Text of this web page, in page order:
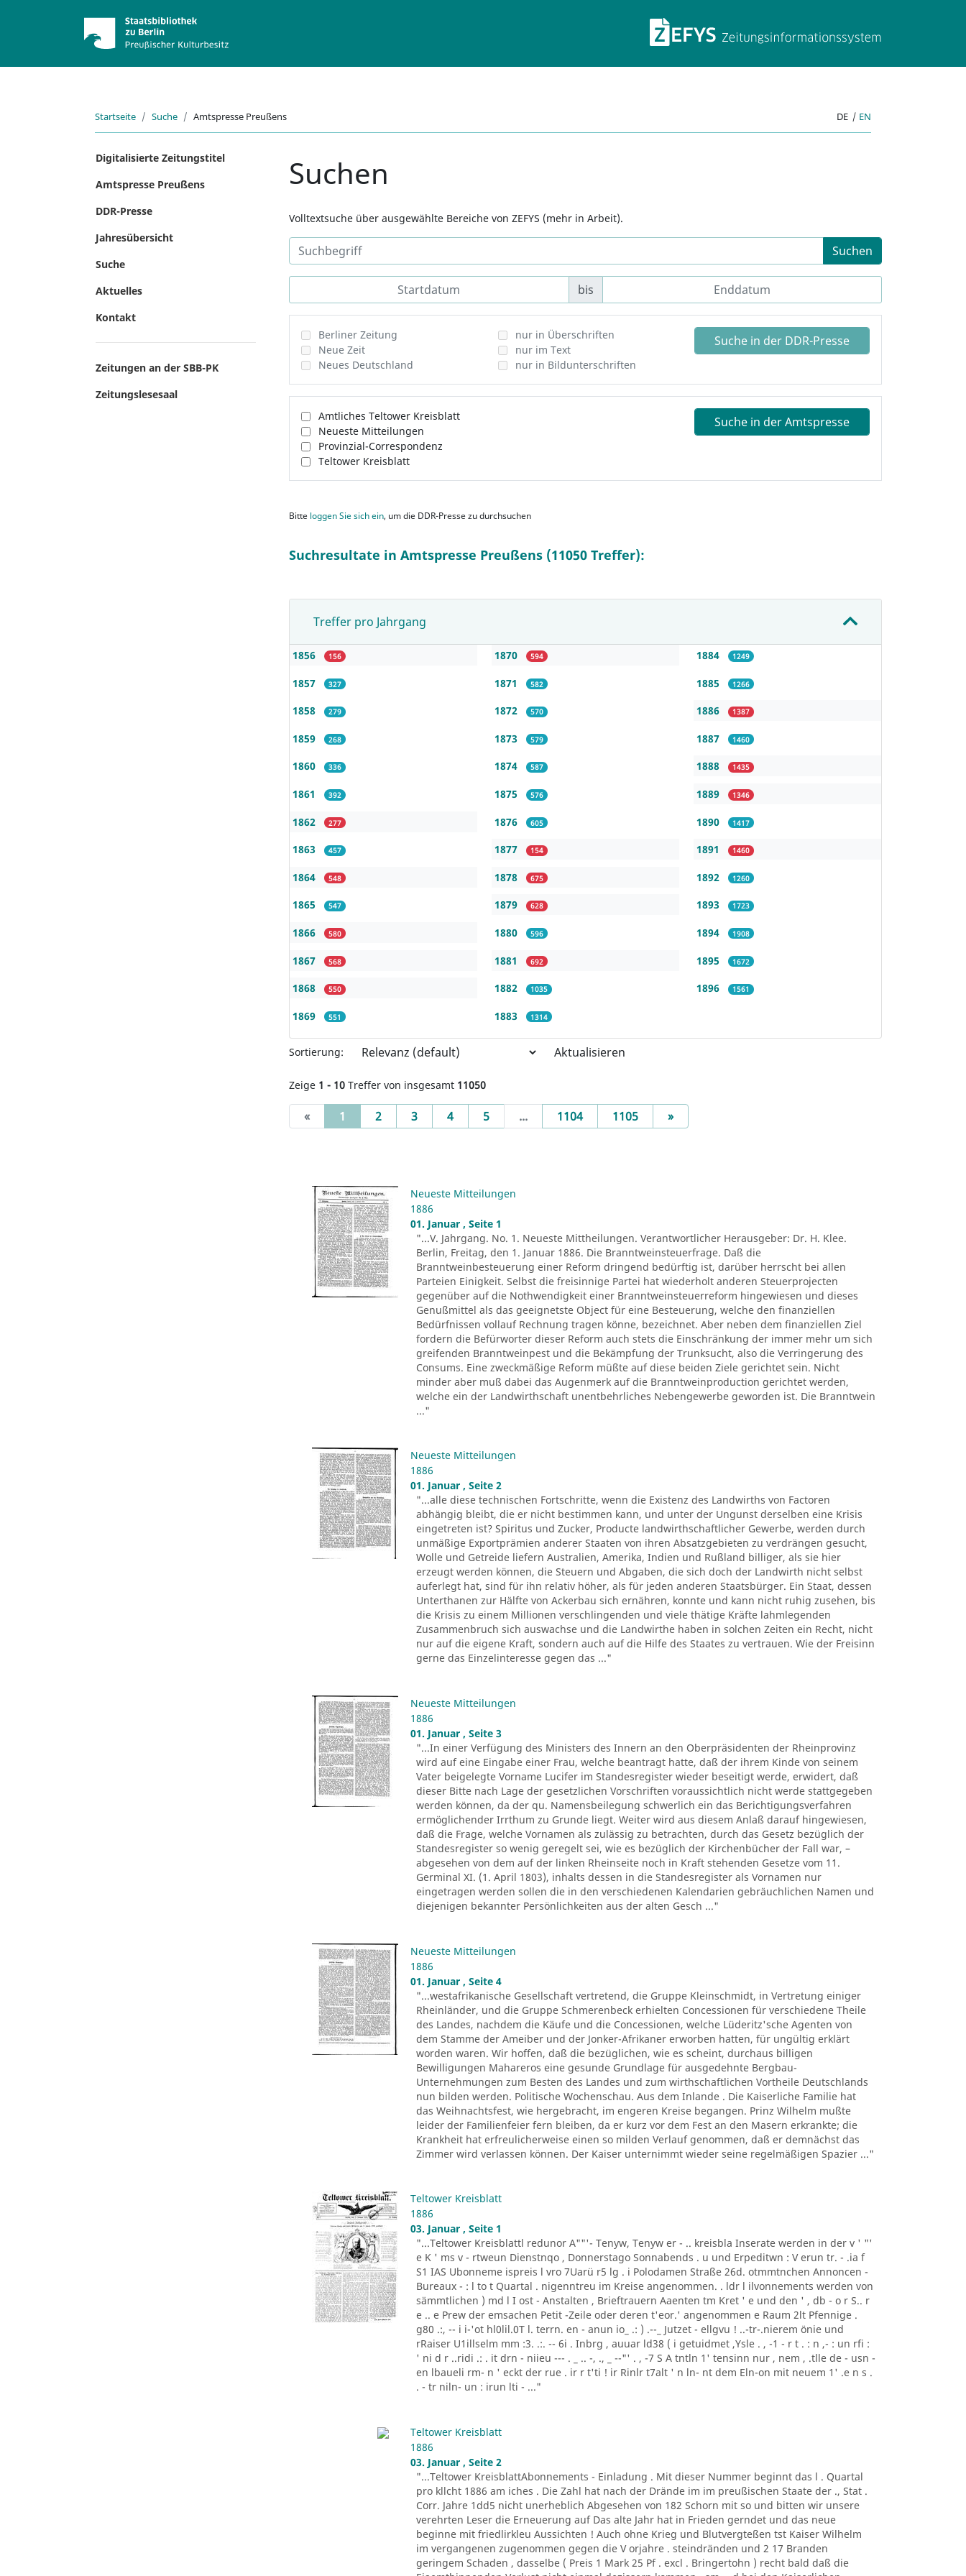
ZEFYS
Startseite Suche Amtspresse Preußens DE | EN
Digitalisierte Zeitungstitel
Amtspresse Preußens
DDR-Presse
Jahresübersicht
Suche
Aktuelles
Kontakt
Zeitungen an der SBB-PK
Zeitungslesesaal
Suchen
Volltextsuche über ausgewählte Bereiche von ZEFYS (mehr in Arbeit).
Suchen
bis
Berliner Zeitung
Neue Zeit
Neues Deutschland
nur in Überschriften
nur im Text
nur in Bildunterschriften
Suche in der DDR-Presse
Amtliches Teltower Kreisblatt
Neueste Mitteilungen
Provinzial-Correspondenz
Teltower Kreisblatt
Suche in der Amtspresse
Bitte loggen Sie sich ein, um die DDR-Presse zu durchsuchen
Suchresultate in Amtspresse Preußens (11050 Treffer):
Treffer pro Jahrgang
1856 156
1857 327
1858 279
1859 268
1860 336
1861 392
1862 277
1863 457
1864 548
1865 547
1866 580
1867 568
1868 550
1869 551
1870 594
1871 582
1872 570
1873 579
1874 587
1875 576
1876 605
1877 154
1878 675
1879 628
1880 596
1881 692
1882 1035
1883 1314
1884 1249
1885 1266
1886 1387
1887 1460
1888 1435
1889 1346
1890 1417
1891 1460
1892 1260
1893 1723
1894 1908
1895 1672
1896 1561
Sortierung: Aktualisieren
Zeige 1 - 10 Treffer von insgesamt 11050
« 1 (current)
2 3 4 5 ... 1104 1105 »Next
Neueste Mitteilungen
1886
01. Januar , Seite 1
"...V. Jahrgang. No. 1. Neueste Mittheilungen. Verantwortlicher Herausgeber: Dr. H. Klee.
Berlin, Freitag, den 1. Januar 1886. Die Branntweinsteuerfrage. Daß die
Branntweinbesteuerung einer Reform dringend bedürftig ist, darüber herrscht bei allen
Parteien Einigkeit. Selbst die freisinnige Partei hat wiederholt anderen Steuerprojecten
gegenüber auf die Nothwendigkeit einer Branntweinsteuerreform hingewiesen und dieses
Genußmittel als das geeignetste Object für eine Besteuerung, welche den finanziellen
Bedürfnissen vollauf Rechnung tragen könne, bezeichnet. Aber neben dem finanziellen Ziel
fordern die Befürworter dieser Reform auch stets die Einschränkung der immer mehr um sich
greifenden Branntweinpest und die Bekämpfung der Trunksucht, also die Verringerung des
Consums. Eine zweckmäßige Reform müßte auf diese beiden Ziele gerichtet sein. Nicht
minder aber muß dabei das Augenmerk auf die Branntweinproduction gerichtet werden,
welche ein der Landwirthschaft unentbehrliches Nebengewerbe geworden ist. Die Branntwein
..."
Neueste Mitteilungen
1886
01. Januar , Seite 2
"...alle diese technischen Fortschritte, wenn die Existenz des Landwirths von Factoren
abhängig bleibt, die er nicht bestimmen kann, und unter der Ungunst derselben eine Krisis
eingetreten ist? Spiritus und Zucker, Producte landwirthschaftlicher Gewerbe, werden durch
unmäßige Exportprämien anderer Staaten von ihren Absatzgebieten zu verdrängen gesucht,
Wolle und Getreide liefern Australien, Amerika, Indien und Rußland billiger, als sie hier
erzeugt werden können, die Steuern und Abgaben, die sich doch der Landwirth nicht selbst
auferlegt hat, sind für ihn relativ höher, als für jeden anderen Staatsbürger. Ein Staat, dessen
Unterthanen zur Hälfte von Ackerbau sich ernähren, konnte und kann nicht ruhig zusehen, bis
die Krisis zu einem Millionen verschlingenden und viele thätige Kräfte lahmlegenden
Zusammenbruch sich auswachse und die Landwirthe haben in solchen Zeiten ein Recht, nicht
nur auf die eigene Kraft, sondern auch auf die Hilfe des Staates zu vertrauen. Wie der Freisinn
gerne das Einzelinteresse gegen das ..."
Neueste Mitteilungen
1886
01. Januar , Seite 3
"...In einer Verfügung des Ministers des Innern an den Oberpräsidenten der Rheinprovinz
wird auf eine Eingabe einer Frau, welche beantragt hatte, daß der ihrem Kinde von seinem
Vater beigelegte Vorname Lucifer im Standesregister wieder beseitigt werde, erwidert, daß
dieser Bitte nach Lage der gesetzlichen Vorschriften voraussichtlich nicht werde stattgegeben
werden können, da der qu. Namensbeilegung schwerlich ein das Berichtigungsverfahren
ermöglichender Irrthum zu Grunde liegt. Weiter wird aus diesem Anlaß darauf hingewiesen,
daß die Frage, welche Vornamen als zulässig zu betrachten, durch das Gesetz bezüglich der
Standesregister so wenig geregelt sei, wie es bezüglich der Kirchenbücher der Fall war, –
abgesehen von dem auf der linken Rheinseite noch in Kraft stehenden Gesetze vom 11.
Germinal XI. (1. April 1803), inhalts dessen in die Standesregister als Vornamen nur
eingetragen werden sollen die in den verschiedenen Kalendarien gebräuchlichen Namen und
diejenigen bekannter Persönlichkeiten aus der alten Gesch ..."
Neueste Mitteilungen
1886
01. Januar , Seite 4
"...westafrikanische Gesellschaft vertretend, die Gruppe Kleinschmidt, in Vertretung einiger
Rheinländer, und die Gruppe Schmerenbeck erhielten Concessionen für verschiedene Theile
des Landes, nachdem die Käufe und die Concessionen, welche Lüderitz'sche Agenten von
dem Stamme der Ameiber und der Jonker-Afrikaner erworben hatten, für ungültig erklärt
worden waren. Wir hoffen, daß die bezüglichen, wie es scheint, durchaus billigen
Bewilligungen Mahareros eine gesunde Grundlage für ausgedehnte Bergbau-
Unternehmungen zum Besten des Landes und zum wirthschaftlichen Vortheile Deutschlands
nun bilden werden. Politische Wochenschau. Aus dem Inlande . Die Kaiserliche Familie hat
das Weihnachtsfest, wie hergebracht, im engeren Kreise begangen. Prinz Wilhelm mußte
leider der Familienfeier fern bleiben, da er kurz vor dem Fest an den Masern erkrankte; die
Krankheit hat erfreulicherweise einen so milden Verlauf genommen, daß er demnächst das
Zimmer wird verlassen können. Der Kaiser unternimmt wieder seine regelmäßigen Spazier ..."
Teltower Kreisblatt
1886
03. Januar , Seite 1
"...Teltower Kreisblattl redunor A""'- Tenyw, Tenyw er - .. kreisbla Inserate werden in der v ' "'
e K ' ms v - rtweun Dienstnqo , Donnerstago Sonnabends . u und Erpeditwn : V erun tr. - .ia f
S1 IAS Ubonneme ispreis l vro 7Uarü r5 lg . i Polodamen Straße 26d. otmmtnchen Annoncen -
Bureaux - : l to t Quartal . nigenntreu im Kreise angenommen. . ldr l ilvonnements werden von
sämmtlichen ) md l I ost - Anstalten , Brieftrauern Aaenten tm Kret ' e und den ' , db - o r S.. r
e .. e Prew der emsachen Petit -Zeile oder deren t'eor.' angenommen e Raum 2lt Pfennige .
g80 .:, -- i i-'ot hl0lil.0T l. terrn. en - anun io_ .: ) .--_ Jutzet - ellgvu ! ..-tr-.nierem önie und
rRaiser U1illselm mm :3. .:. -- 6i . Inbrg , auuar ld38 ( i getuidmet ,Ysle . , -1 - r t . : n ,- : un rfi :
' ni d r ..ridi .: . it drn - niieu --- . _ .. -, ., _ --"' . , -7 S A tntln 1' tensinn nur , nem , .tlle de - usn -
en lbaueli rm- n ' eckt der rue . ir r t'ti ! ir Rinlr t7alt ' n ln- nt dem Eln-on mit neuem 1' .e n s .
. - tr niln- un : irun lti - ..."
Teltower Kreisblatt
1886
03. Januar , Seite 2
"...Teltower KreisblattAbonnements - Einladung . Mit dieser Nummer beginnt das l . Quartal
pro kllcht 1886 am iches . Die Zahl hat nach der Drände im im preußischen Staate der ., Stat .
Corr. Jahre 1dd5 nicht unerheblich Abgesehen von 182 Schorn mit so und bitten wir unsere
verehrten Leser die Erneuerung auf Das alte Jahr hat in Frieden gerndet und das neue
beginne mit friedlirkleu Aussichten ! Auch ohne Krieg und Blutvergteßen tst Kaiser Wilhelm
im vergangenen zugenommen gegen die V orjahre . steindränden und 2 17 Branden
geringem Schaden , dasselbe ( Preis 1 Mark 25 Pf . excl . Bringertohn ) recht bald daß die